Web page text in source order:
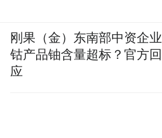
刚果（金）东南部中资企业
钴产品铀含量超标？官方回
应